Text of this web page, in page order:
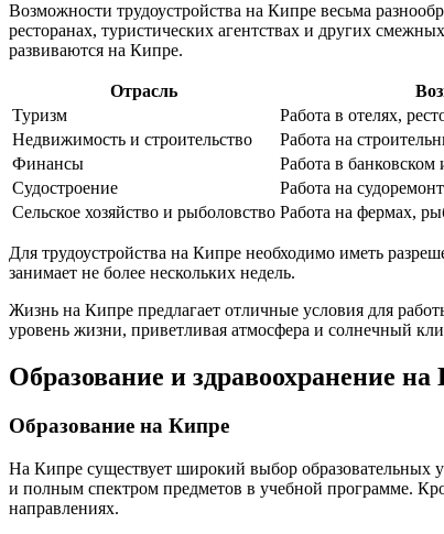
Возможности трудоустройства на Кипре весьма
ресторанах, туристических агентствах и других
развиваются на Кипре.
Отрасль
Туризм
Работа в отелях,
Недвижимость и строительство
Работа на
Финансы
Работа в
Судостроение
Работа на
Сельское хозяйство и рыболовство Работа на фермах,
Для трудоустройства на Кипре необходимо иметь
занимает не более нескольких недель.
Жизнь на Кипре предлагает отличные условия для
уровень жизни, приветливая атмосфера и солнечный
Образование и здравоохранение на
Образование на Кипре
На Кипре существует широкий выбор образовательных
и полным спектром предметов в учебной программе.
направлениях.